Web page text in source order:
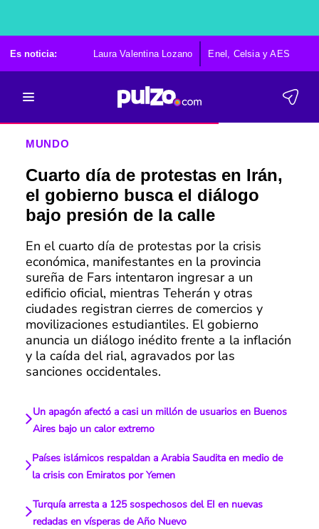
Es noticia: Laura Valentina Lozano Enel, Celsia y AES
MUNDO
Cuarto día de protestas en Irán,
el gobierno busca el diálogo
bajo presión de la calle
En el cuarto día de protestas por la crisis
económica, manifestantes en la provincia
sureña de Fars intentaron ingresar a un
edificio oficial, mientras Teherán y otras
ciudades registran cierres de comercios y
movilizaciones estudiantiles. El gobierno
anuncia un diálogo inédito frente a la inflación
y la caída del rial, agravados por las
sanciones occidentales.
Un apagón afectó a casi un millón de usuarios en Buenos
Aires bajo un calor extremo
Países islámicos respaldan a Arabia Saudita en medio de
la crisis con Emiratos por Yemen
Turquía arresta a 125 sospechosos del EI en nuevas
redadas en vísperas de Año Nuevo